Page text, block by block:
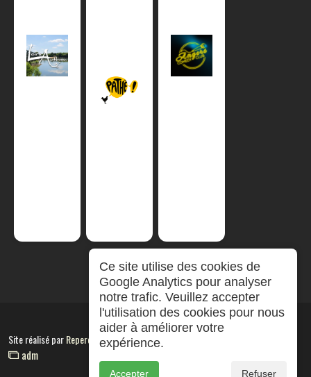
Site réalisé parRepereCom
adm
Ce site utilise des cookies de
Google Analytics pour analyser
notre trafic. Veuillez accepter
l'utilisation des cookies pour nous
aider à améliorer votre
expérience.
Accepter Refuser